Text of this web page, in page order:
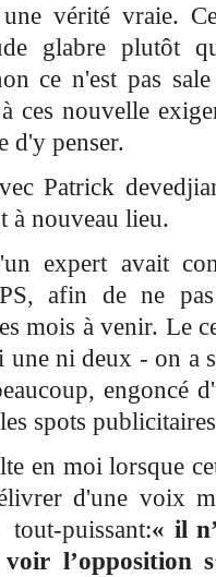
une vérité vraie.
glabre plutôt
ce n'est pas
ces nouvelle
d'y penser.
Patrick
à nouveau lieu.
expert avait
afin de ne pas
mois à venir. Le
une ni deux - on a
engoncé
spots
en moi lorsque
d'une voix
tout-puissant:« il
l’opposition